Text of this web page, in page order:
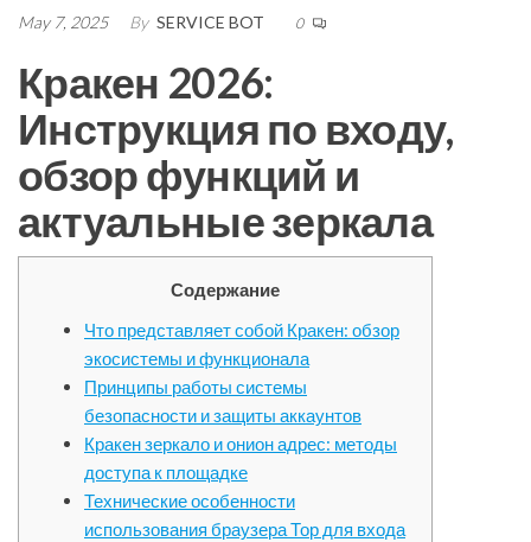
May 7, 2025 By SERVICE BOT 0
Кракен 2026:
Инструкция по входу,
обзор функций и
актуальные зеркала
Содержание
Что представляет собой Кракен: обзор
экосистемы и функционала
Принципы работы системы
безопасности и защиты аккаунтов
Кракен зеркало и онион адрес: методы
доступа к площадке
Технические особенности
использования браузера Тор для входа